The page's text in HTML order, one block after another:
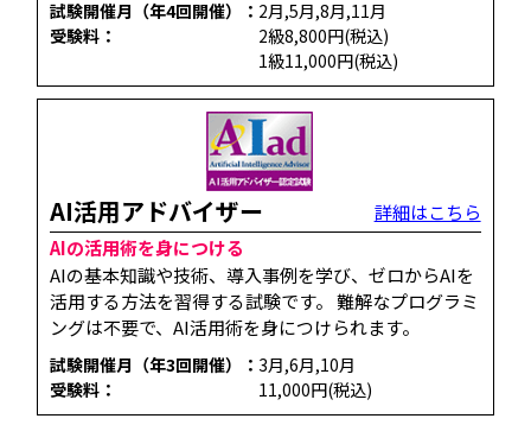
試験開催月（年4回開催）： 2月,5月,8月,11月
受験料：
2級8,800円(税込)
1級11,000円(税込)
AI活用アドバイザー
詳細はこちら
AIの活用術を身につける
AIの基本知識や技術、導入事例を学び、ゼロからAIを
活用する方法を習得する試験です。 難解なプログラミ
ングは不要で、AI活用術を身につけられます。
試験開催月（年3回開催）：3月,6月,10月
受験料：
11,000円(税込)